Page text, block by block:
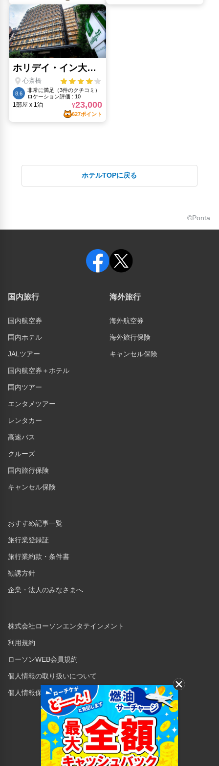
ホテルTOPに戻る
©Ponta
国内旅行
国内航空券
国内ホテル
JALツアー
国内航空券＋ホテル
国内ツアー
エンタメツアー
レンタカー
高速バス
クルーズ
国内旅行保険
キャンセル保険
海外旅行
海外航空券
海外旅行保険
キャンセル保険
おすすめ記事一覧
旅行業登録証
旅行業約款・条件書
勧誘方針
企業・法人のみなさまへ
株式会社ローソンエンタテインメント
利用規約
ローソンWEB会員規約
個人情報の取り扱いについて
個人情報保護方針
Copyright © 1998 Lawson Entertainment, Inc.